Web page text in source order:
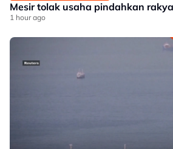
Mesir tolak usaha pindahkan
1 hour ago